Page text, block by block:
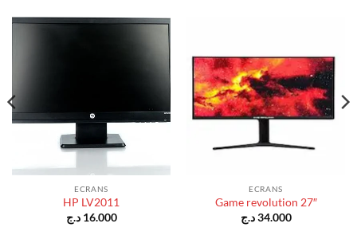
ECRANS
HP LV2011
16.000 د.ج
ECRANS
Game revolution 27″
34.000 د.ج